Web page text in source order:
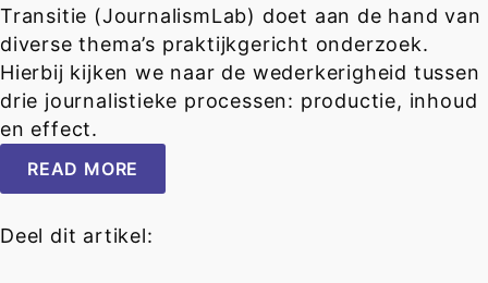
Transitie (JournalismLab) doet aan de hand van
diverse thema’s praktijkgericht onderzoek.
Hierbij kijken we naar de wederkerigheid tussen
drie journalistieke processen: productie, inhoud
en effect.
READ MORE
Deel dit artikel: